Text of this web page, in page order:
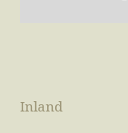
Inland